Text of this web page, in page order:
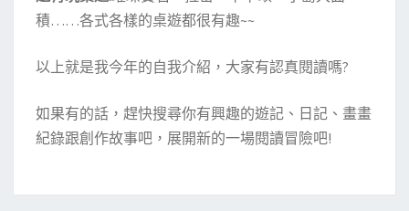
積……各式各樣的桌遊都很有趣~~
以上就是我今年的自我介紹，大家有認真閱讀嗎?
如果有的話，趕快搜尋你有興趣的遊記、日記、畫畫
紀錄跟創作故事吧，展開新的一場閱讀冒險吧!